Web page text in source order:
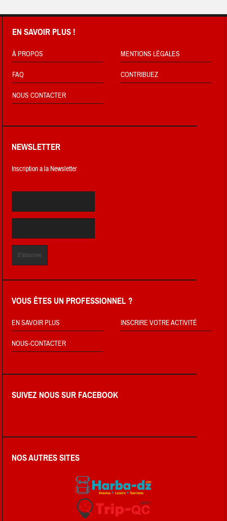
EN SAVOIR PLUS !
À PROPOS MENTIONS LÉGALES
FAQ CONTRIBUEZ
NOUS CONTACTER
NEWSLETTER
Inscription a la Newsletter
VOUS ÊTES UN PROFESSIONNEL ?
EN SAVOIR PLUS INSCRIRE VOTRE ACTIVITÉ
NOUS-CONTACTER
SUIVEZ NOUS SUR FACEBOOK
NOS AUTRES SITES